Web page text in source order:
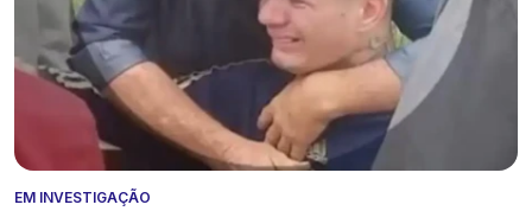
EM INVESTIGAÇÃO